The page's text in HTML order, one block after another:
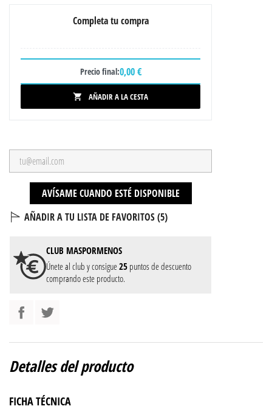
Completa tu compra
Precio final:0,00 €
 AÑADIR A LA CESTA
AVÍSAME CUANDO ESTÉ DISPONIBLE
AÑADIR A TU LISTA DE FAVORITOS (5)
CLUB MASPORMENOS
Únete al club y consigue25 puntos de descuento
comprando este producto.
Detalles del producto
FICHA TÉCNICA